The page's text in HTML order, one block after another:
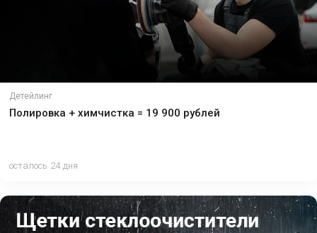
Детейлинг
Полировка + химчистка = 19 900 рублей
осталось 24 дня